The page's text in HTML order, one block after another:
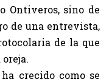
Ontiveros, sino de
de una entrevista,
de la que
crecido como se